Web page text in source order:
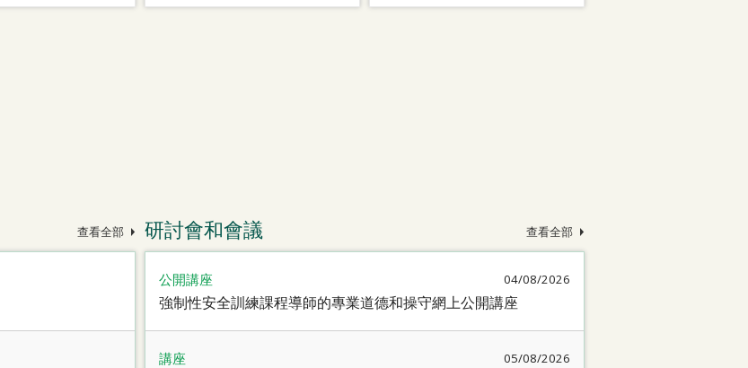
查看全部 研討會和會議 查看全部
公開講座 04/08/2026
強制性安全訓練課程導師的專業道德和操守網上公開講座
講座 05/08/2026